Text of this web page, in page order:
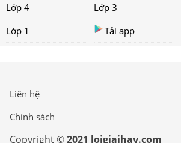
Lớp 4
Lớp 3
Lớp 1
Tải app
Liên hệ
Chính sách
Copyright ©2021 loigiaihay.com